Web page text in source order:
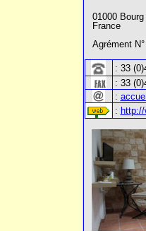
01000
France
Agrément
: 33
: 33
:
: